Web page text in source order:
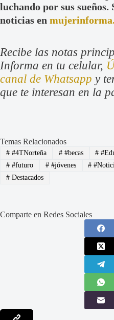
luchando por sus sueños.
noticias en
Recibe las notas
Informa en tu celular,
canal de Whatsapp y
que te interesan en la
Temas Relacionados
##4TNorteña ##becas #
##futuro ##jóvenes #
#Destacados
Comparte en Redes Sociales